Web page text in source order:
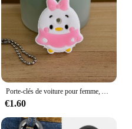
Porte-clés de voiture pour femme, Avenger Minnie, EquiSpider Cartoon Man, Cat, Key Cover Caps, Key Ring Holder, New Arrival, 1Pc
€1.60